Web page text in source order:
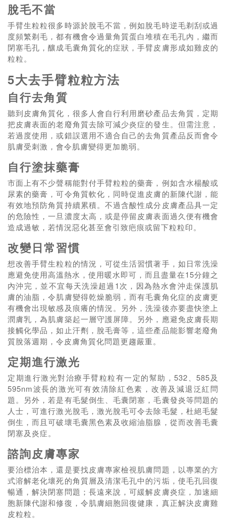
脫毛不當
手臂生粒粒很多時源於脫毛不當，例如脫毛時逆毛剃刮或過
度頻繁剃毛，都有機會令過量角質蛋白堆積在毛孔內，繼而
閉塞毛孔，釀成毛囊角質化的症狀，手臂皮膚形成如雞皮的
粒粒。
5大去手臂粒粒方法
自行去角質
聽到皮膚角質化，很多人會自行利用磨砂產品去角質，定期
把皮膚表面的老廢角質去除可減少炎症的發生。但需注意，
若過度使用，或錯誤選用不適合自己的去角質產品反而會令
肌膚受刺激，會令肌膚變得更加脆弱。
自行塗抹藥膏
市面上有不少聲稱能對付手臂粒粒的藥膏，例如含水楊酸或
尿素的藥膏，可令角質軟化，同時促進皮膚的新陳代謝，能
有效地預防角質持續累積。不過含酸性成分皮膚產品具一定
的危險性，一旦濃度太高，或是停留皮膚表面過久便有機會
造成過敏，若情況惡化甚至會引致疤痕或留下粒粒印。
改變日常習慣
想改善手臂生粒粒的情況，可從生活習慣著手，如日常洗澡
應避免使用高溫熱水，使用暖水即可，而且盡量在15分鐘之
內沖完，並不宜每天洗澡超過1次，因為熱水會沖走保護肌
膚的油脂，令肌膚變得乾燥脆弱，而有毛囊角化症的皮膚更
有機會出現敏感及痕癢的情況。另外，洗澡後亦要盡快塗上
潤膚乳，為肌膚築起一層守護屏障。另外，應避免皮膚長期
接觸化學品，如止汗劑，脫毛膏等，這些產品能影響老廢角
質脫落週期，令皮膚角質化問題更趨嚴重。
定期進行激光
定期進行激光對治療手臂粒粒有一定的幫助，532、585及
595nm波長的激光可有效清除紅色素，改善及減退泛紅問
題。另外，若是有毛髮倒生、毛囊閉塞，毛囊發炎等問題的
人士，可進行激光脫毛，激光脫毛可令去除毛髮，杜絕毛髮
倒生，而且可破壞毛囊黑色素及收縮油脂腺，從而改善毛囊
閉塞及炎症。
諮詢皮膚專家
要治標治本，還是要找皮膚專家檢視肌膚問題，以專業的方
式溶解老化壞死的角質層及清潔毛孔中的污垢，使毛孔回復
暢通，解決閉塞問題；長遠來說，可緩解皮膚炎症，加速細
胞新陳代謝和修復，令肌膚細胞回復健康，真正解決皮膚雞
皮粒粒。